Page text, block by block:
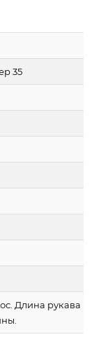
35
Длина рукава